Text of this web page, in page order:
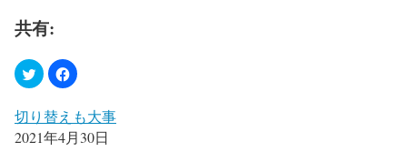
共有:
切り替えも大事
2021年4月30日